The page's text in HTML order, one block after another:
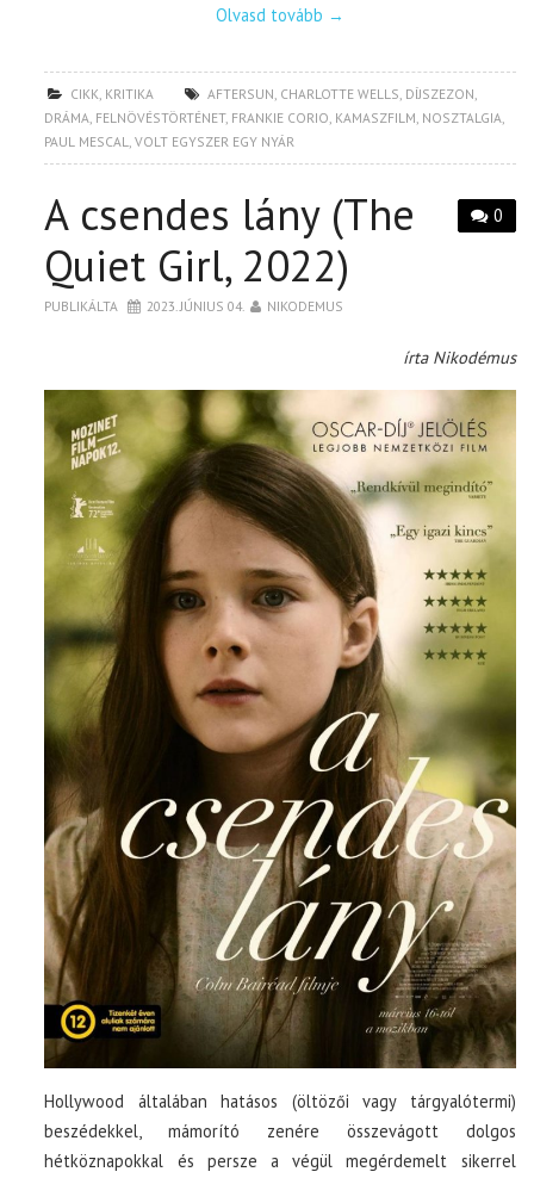
Olvasd tovább →
CIKK KRITIKA AFTERSUN CHARLOTTE WELLS DÍJSZEZON
DRÁMA FELNÖVÉSTÖRTÉNET, FRANKIE CORIO KAMASZFILM NOSZTALGIA
PAUL MESCAL ,VOLT EGYSZER EGY NYÁR
0
A csendes lány (The
Quiet Girl, 2022)
PUBLIKÁLTA 2023. JÚNIUS 04. NIKODEMUS
írta Nikodémus
Hollywood általában hatásos (öltözői vagy tárgyalótermi)
beszédekkel, mámorító zenére összevágott dolgos
hétköznapokkal és persze a végül megérdemelt sikerrel